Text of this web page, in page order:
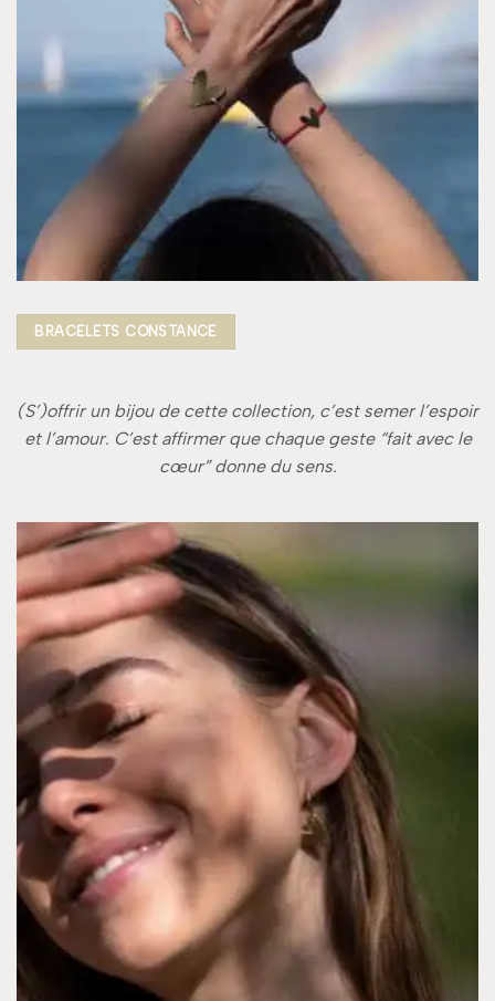
BRACELETS CONSTANCE
(S’)offrir un bijou de cette collection, c’est semer l’espoir
et l’amour. C’est affirmer que chaque geste “fait avec le
cœur” donne du sens.